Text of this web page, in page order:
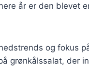
år er den blevet
og fokus
grønkålssalat, der